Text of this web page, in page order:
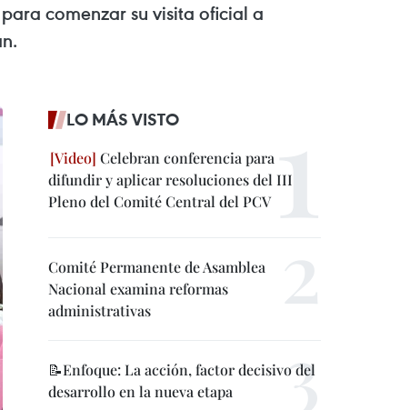
comenzar su visita oficial a
LO MÁS VISTO
Celebran conferencia para
difundir y aplicar resoluciones del III
Pleno del Comité Central del PCV
Comité Permanente de Asamblea
Nacional examina reformas
administrativas
📝Enfoque: La acción, factor decisivo del
desarrollo en la nueva etapa